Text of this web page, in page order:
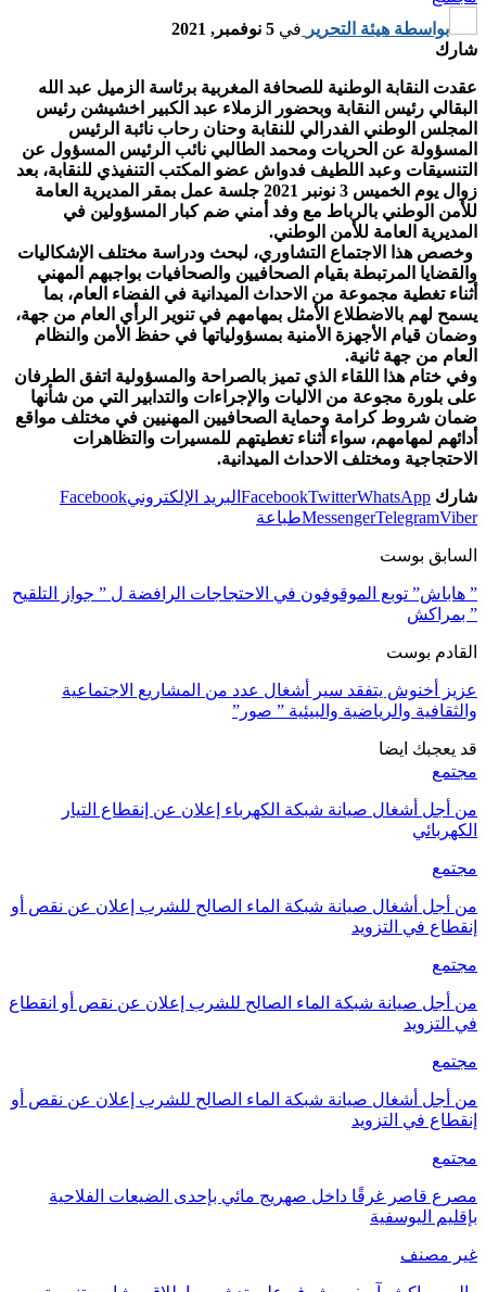
بواسطة هيئة التحرير في 5 نوفمبر, 2021
شارك
عقدت النقابة الوطنية للصحافة المغربية برئاسة الزميل عبد الله
البقالي رئيس النقابة وبحضور الزملاء عبد الكبير اخشيشن رئيس
المجلس الوطني الفدرالي للنقابة وحنان رحاب نائبة الرئيس
المسؤولة عن الحريات ومحمد الطالبي نائب الرئيس المسؤول عن
التنسيقات وعبد اللطيف فدواش عضو المكتب التنفيذي للنقابة، بعد
زوال يوم الخميس 3 نونبر 2021 جلسة عمل بمقر المديرية العامة
للأمن الوطني بالرباط مع وفد أمني ضم كبار المسؤولين في
المديرية العامة للأمن الوطني.
‎ وخصص هذا الاجتماع التشاوري، لبحث ودراسة مختلف الإشكاليات
والقضايا المرتبطة بقيام الصحافيين والصحافيات بواجبهم المهني
أثناء تغطية مجموعة من الاحداث الميدانية في الفضاء العام، بما
يسمح لهم بالاضطلاع الأمثل بمهامهم في تنوير الرأي العام من جهة،
وضمان قيام الأجهزة الأمنية بمسؤولياتها في حفظ الأمن والنظام
العام من جهة ثانية.
وفي ختام هذا اللقاء الذي تميز بالصراحة والمسؤولية اتفق الطرفان
على بلورة مجوعة من الاليات والإجراءات والتدابير التي من شأنها
ضمان شروط كرامة وحماية الصحافيين المهنيين في مختلف مواقع
أدائهم لمهامهم، سواء أثناء تغطيتهم للمسيرات والتظاهرات
الاحتجاجية ومختلف الاحداث الميدانية.
شارك FacebookTwitterWhatsApp البريد الإلكترونيFacebook
MessengerTelegramViber طباعة
السابق بوست
” هاباش” توبع الموقوفون في الاحتجاجات الرافضة ل ” جواز التلقيح
” بمراكش
القادم بوست
عزيز أخنوش يتفقد سير أشغال عدد من المشاريع الاجتماعية
والثقافية والرياضية والبيئية ” صور”
قد يعجبك ايضا
مجتمع
من أجل أشغال صيانة شبكة الكهرباء إعلان عن إنقطاع التيار
الكهربائي
مجتمع
من أجل أشغال صيانة شبكة الماء الصالح للشرب إعلان عن نقص أو
إنقطاع في التزويد
مجتمع
من أجل صيانة شبكة الماء الصالح للشرب إعلان عن نقص أو انقطاع
في التزويد
مجتمع
من أجل أشغال صيانة شبكة الماء الصالح للشرب إعلان عن نقص أو
إنقطاع في التزويد
مجتمع
مصرع قاصر غرقًا داخل صهريج مائي بإحدى الضيعات الفلاحية
بإقليم اليوسفية
غير مصنف